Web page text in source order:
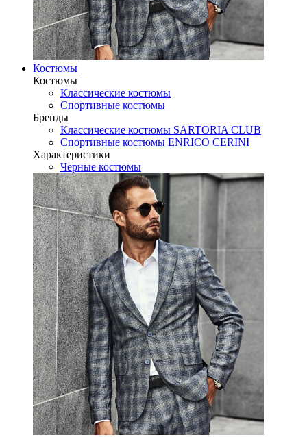
Костюмы
Костюмы
Классические костюмы
Спортивные костюмы
Бренды
Классические костюмы SARTORIA CLUB
Спортивные костюмы ENRICO CERINI
Характеристики
Черные костюмы